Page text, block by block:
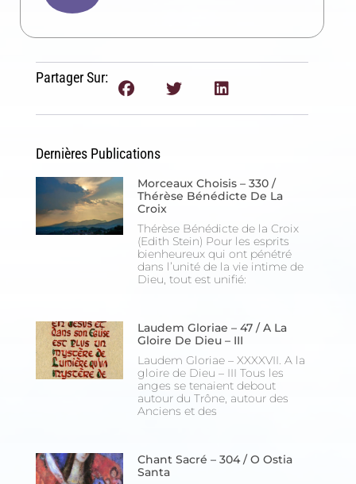
Partager Sur:
Dernières Publications
Morceaux Choisis – 330 /
Thérèse Bénédicte De La
Croix
Thérèse Bénédicte de la Croix
(Edith Stein) Pour les esprits
bienheureux qui ont pénétré
dans l’unité de la vie intime de
Dieu, tout est unifié:
Laudem Gloriae – 47 / A La
Gloire De Dieu – III
Laudem Gloriae – XXXXVII. A la
gloire de Dieu – III Tous les
anges se tenaient debout
autour du Trône, autour des
Anciens et des
Chant Sacré – 304 / O Ostia
Santa
veuillez indiquer ci-dessous votre adresse mail.
S'inscrire